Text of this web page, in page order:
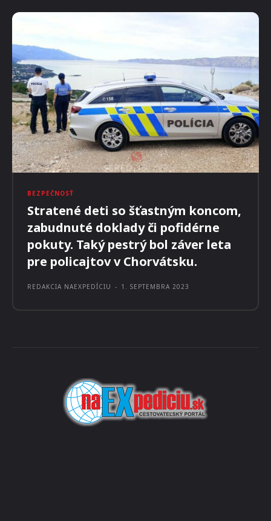
CESTOVANIE
Lira Vaticana VAL
MILOŠ MAJKO - 4. SEPTEMBRA 2023
zabudnuté doklady či pofidérne
pokuty. Taký pestrý bol záver leta
pre policajtov v Chorvátsku.